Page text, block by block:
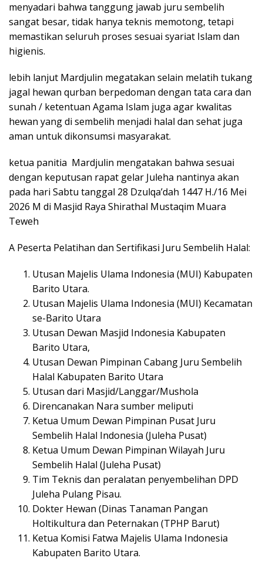
menyadari bahwa tanggung jawab juru sembelih
sangat besar, tidak hanya teknis memotong, tetapi
memastikan seluruh proses sesuai syariat Islam dan
higienis.
lebih lanjut Mardjulin megatakan selain melatih tukang
jagal hewan qurban berpedoman dengan tata cara dan
sunah / ketentuan Agama Islam juga agar kwalitas
hewan yang di sembelih menjadi halal dan sehat juga
aman untuk dikonsumsi masyarakat.
ketua panitia Mardjulin mengatakan bahwa sesuai
dengan keputusan rapat gelar Juleha nantinya akan
pada hari Sabtu tanggal 28 Dzulqa’dah 1447 H./16 Mei
2026 M di Masjid Raya Shirathal Mustaqim Muara
Teweh
A Peserta Pelatihan dan Sertifikasi Juru Sembelih Halal:
Utusan Majelis Ulama Indonesia (MUI) Kabupaten
Barito Utara.
Utusan Majelis Ulama Indonesia (MUI) Kecamatan
se-Barito Utara
Utusan Dewan Masjid Indonesia Kabupaten
Barito Utara,
Utusan Dewan Pimpinan Cabang Juru Sembelih
Halal Kabupaten Barito Utara
Utusan dari Masjid/Langgar/Mushola
Direncanakan Nara sumber meliputi
Ketua Umum Dewan Pimpinan Pusat Juru
Sembelih Halal Indonesia (Juleha Pusat)
Ketua Umum Dewan Pimpinan Wilayah Juru
Sembelih Halal (Juleha Pusat)
Tim Teknis dan peralatan penyembelihan DPD
Juleha Pulang Pisau.
Dokter Hewan (Dinas Tanaman Pangan
Holtikultura dan Peternakan (TPHP Barut)
Ketua Komisi Fatwa Majelis Ulama Indonesia
Kabupaten Barito Utara.